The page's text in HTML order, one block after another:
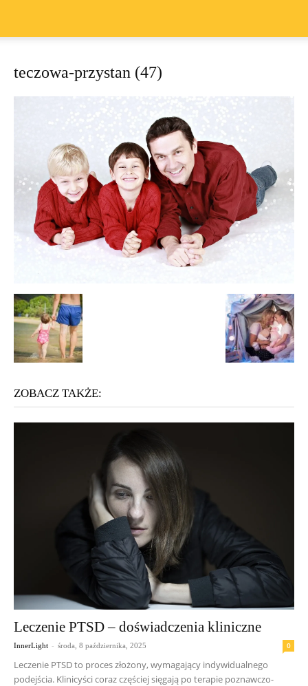
teczowa-przystan (47)
ZOBACZ TAKŻE:
Leczenie PTSD – doświadczenia kliniczne
InnerLight - środa, 8 października, 2025 0
Leczenie PTSD to proces złożony, wymagający indywidualnego
podejścia. Klinicyści coraz częściej sięgają po terapie poznawczo-